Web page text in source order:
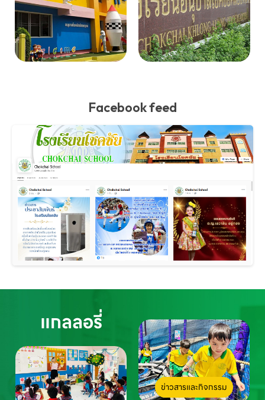
Facebook feed
แกลลอรี่
ข่าวสารและกิจกรรม